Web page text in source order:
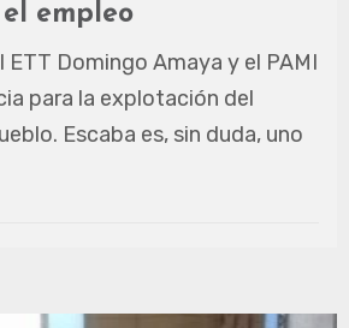
empleo
ETT Domingo Amaya y el PAMI
para la explotación del
Escaba es, sin duda, uno